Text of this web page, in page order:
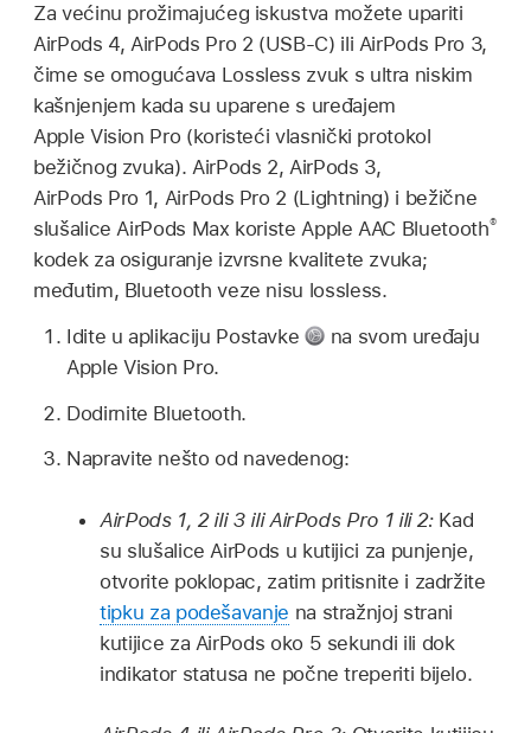
Za većinu prožimajućeg iskustva možete upariti
AirPods 4, AirPods Pro 2 (USB-C) ili AirPods Pro 3,
čime se omogućava Lossless zvuk s ultra niskim
kašnjenjem kada su uparene s uređajem
Apple Vision Pro (koristeći vlasnički protokol
bežičnog zvuka). AirPods 2, AirPods 3,
AirPods Pro 1, AirPods Pro 2 (Lightning) i bežične
slušalice AirPods Max koriste Apple AAC Bluetooth®
kodek za osiguranje izvrsne kvalitete zvuka;
međutim, Bluetooth veze nisu lossless.
Idite u aplikaciju Postavke
na svom uređaju
Apple Vision Pro.
Dodirnite Bluetooth.
Napravite nešto od navedenog:
AirPods 1, 2 ili 3 ili AirPods Pro 1 ili 2: Kad
su slušalice AirPods u kutijici za punjenje,
otvorite poklopac, zatim pritisnite i zadržite
tipku za podešavanje na stražnjoj strani
kutijice za AirPods oko 5 sekundi ili dok
indikator statusa ne počne treperiti bijelo.